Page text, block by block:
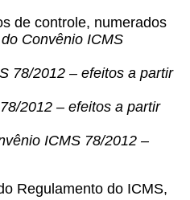
de controle, numerados
Convênio ICMS
78/2012 – efeitos a partir
2012 – efeitos a partir
ICMS 78/2012 –
Regulamento do ICMS,